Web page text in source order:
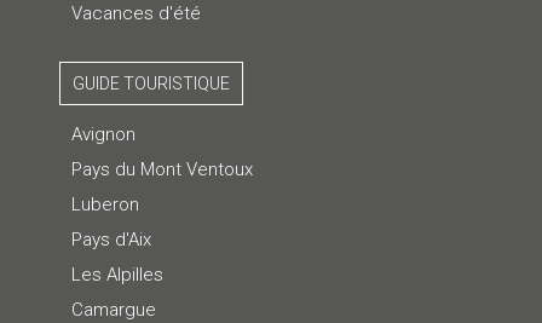
Vacances d'été
GUIDE TOURISTIQUE
Avignon
Pays du Mont Ventoux
Luberon
Pays d'Aix
Les Alpilles
Camargue